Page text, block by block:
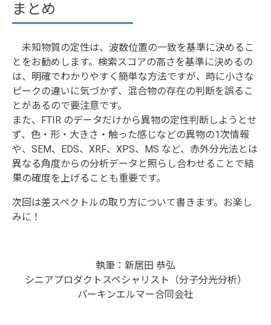
まとめ
未知物質の定性は、波数位置の一致を基準に決めるこ
とをお勧めします。検索スコアの高さを基準に決めるの
は、明確でわかりやすく簡単な方法ですが、時に小さな
ピークの違いに気づかず、混合物の存在の判断を誤るこ
とがあるので要注意です。
また、FTIR のデータだけから異物の定性判断しようとせ
ず、色・形・大きさ・触った感じなどの異物の1次情報
や、SEM、EDS、XRF、XPS、MS など、赤外分光法とは
異なる角度からの分析データと照らし合わせることで結
果の確度を上げることも重要です。
次回は差スペクトルの取り方について書きます。お楽し
みに！
執筆：新居田 恭弘
シニアプロダクトスペシャリスト（分子分光分析）
パーキンエルマー合同会社